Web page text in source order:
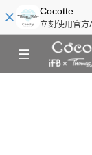
Cocotte
立刻使用官方